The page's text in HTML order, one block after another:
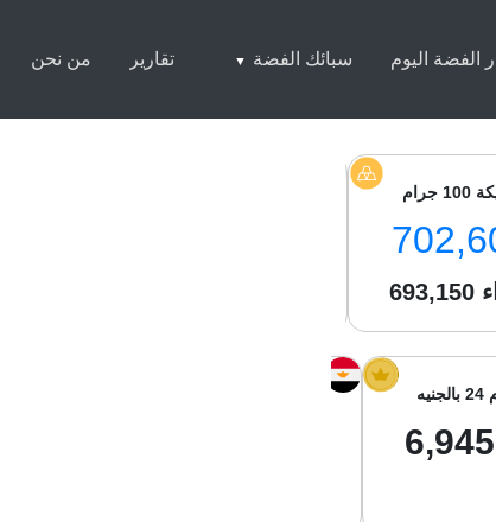
الفضة اليوم سبائك الفضة تقارير من نحن
جرام
693,150